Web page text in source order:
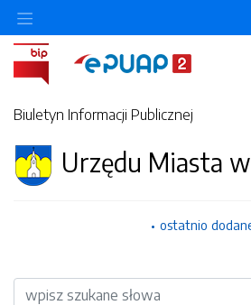
Biuletyn Informacji Publicznej
Urzędu Miasta
ostatnio
Wyszukiwarka